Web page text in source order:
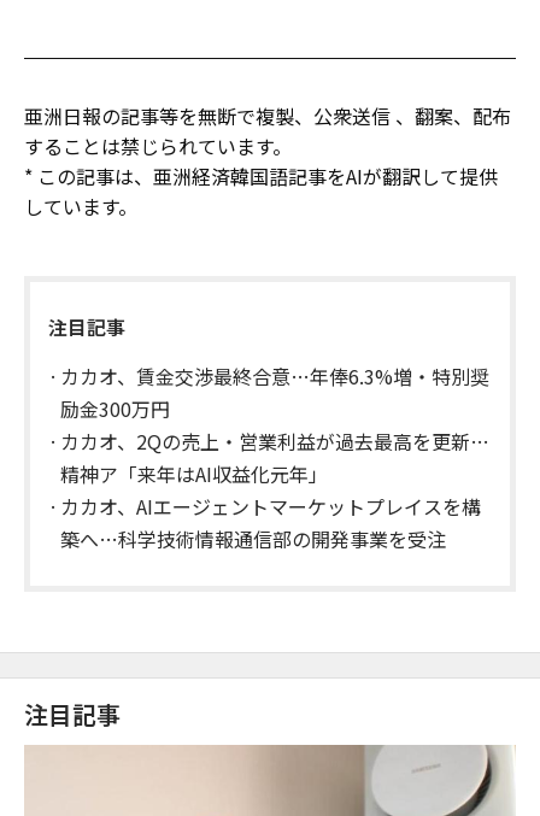
亜洲日報の記事等を無断で複製、公衆送信 、翻案、配布
することは禁じられています。
* この記事は、亜洲経済韓国語記事をAIが翻訳して提供
しています。
注目記事
カカオ、賃金交渉最終合意…年俸6.3%増・特別奨
励金300万円
カカオ、2Qの売上・営業利益が過去最高を更新…
精神ア「来年はAI収益化元年」
カカオ、AIエージェントマーケットプレイスを構
築へ…科学技術情報通信部の開発事業を受注
注目記事